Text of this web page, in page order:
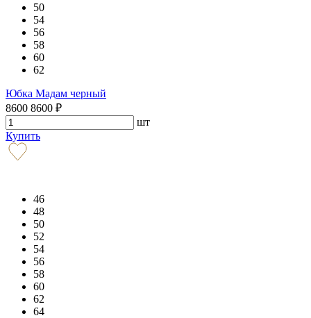
50
54
56
58
60
62
Юбка Мадам черный
8600 8600 ₽
шт
Купить
46
48
50
52
54
56
58
60
62
64